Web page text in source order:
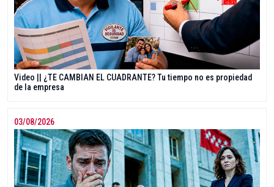
Video || ¿TE CAMBIAN EL CUADRANTE? Tu tiempo no es propiedad
de la empresa
03/08/2026